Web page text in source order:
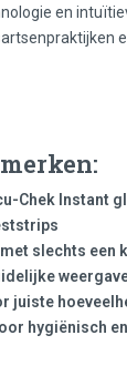
en
Chek Instant
slechts een
juiste
hygiënisch